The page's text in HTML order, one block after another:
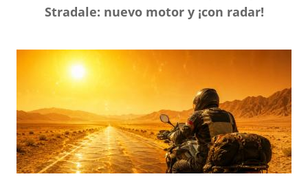
Stradale: nuevo motor y ¡con radar!